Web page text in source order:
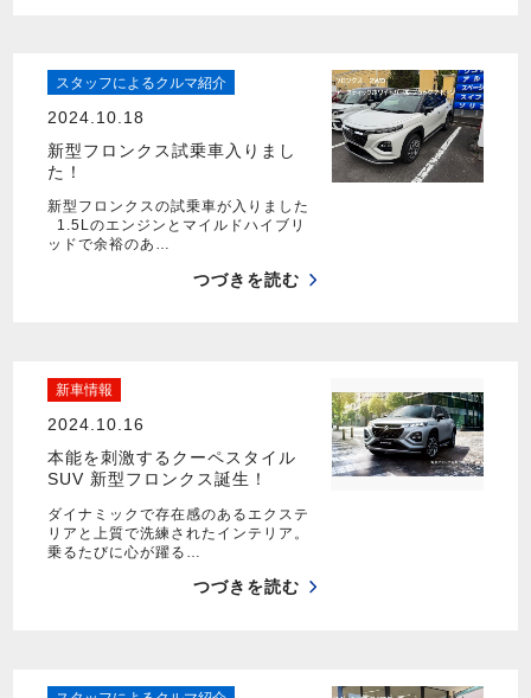
スタッフによるクルマ紹介
2024.10.18
新型フロンクス試乗車入りまし
た！
新型フロンクスの試乗車が入りました
1.5Lのエンジンとマイルドハイブリ
ッドで余裕のあ…
つづきを読む
新車情報
2024.10.16
本能を刺激するクーペスタイル
SUV 新型フロンクス誕生！
ダイナミックで存在感のあるエクステ
リアと上質で洗練されたインテリア。
乗るたびに心が躍る…
つづきを読む